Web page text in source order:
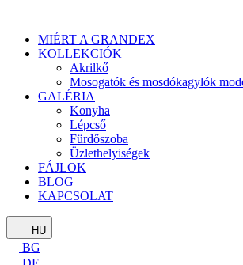
MIÉRT A GRANDEX
KOLLEKCIÓK
Akrilkő
Mosogatók és mosdókagylók
GALÉRIA
Konyha
Lépcső
Fürdőszoba
Üzlethelyiségek
FÁJLOK
BLOG
KAPCSOLAT
HU
BG